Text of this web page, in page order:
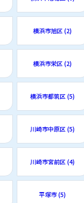
横浜市旭区 (2)
横浜市栄区 (2)
横浜市都筑区 (5)
川崎市中原区 (5)
川崎市宮前区 (4)
平塚市 (5)